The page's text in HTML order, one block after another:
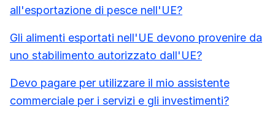
all'esportazione di pesce nell'UE?
Gli alimenti esportati nell'UE devono provenire da
uno stabilimento autorizzato dall'UE?
Devo pagare per utilizzare il mio assistente
commerciale per i servizi e gli investimenti?